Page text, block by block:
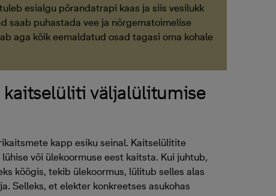
esialgu põrandatrapi kaas ja siis vesilukk
saab puhastada vee ja nõrgematoimelise
aga kõik eemaldatud osad tagasi oma kohale
väljalülitumise
kapp esiku seinal. Kaitselülitite
või ülekoormuse eest kaitsta. Kui juhtub,
köögis, tekib ülekoormus, lülitub selles alas
Selleks, et elekter konkreetses asukohas